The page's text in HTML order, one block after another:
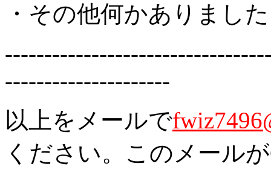
・その他何かありまし
---------------------
以上をメールで
ください。このメール